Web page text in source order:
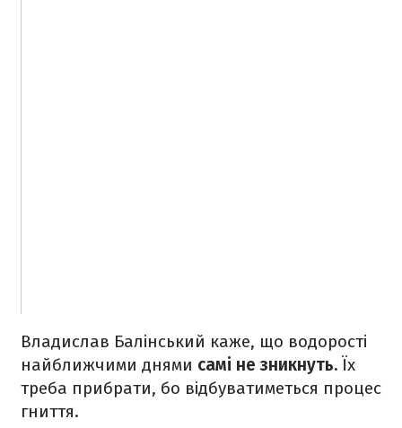
Владислав Балінський каже, що водорості
найближчими днями самі не зникнуть. Їх
треба прибрати, бо відбуватиметься процес
гниття.